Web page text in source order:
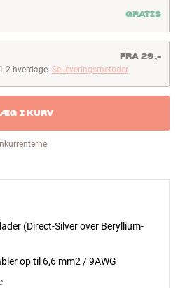
GRATIS
2 hverdage. Se leveringsmetoder
FRA 29,-
I KURV
(Direct-Silver over Beryllium-
op til 6,6 mm2 / 9AWG